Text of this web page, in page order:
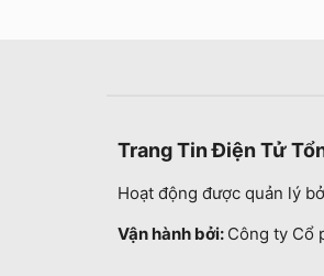
Trang Tin Điện Tử
Hoạt động được quản lý
Vận hành bởi: Công ty Cổ